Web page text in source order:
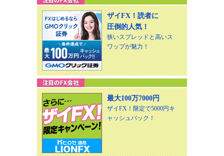
ザイFX！読者に
圧倒的人気！
狭いスプレッドと高いス
ワップが魅力！
最大100万7000円
ザイFX！限定で5000円キ
ャッシュバック！